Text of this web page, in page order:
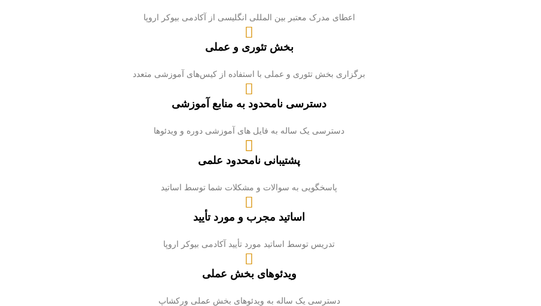
اعطای مدرک معتبر بین المللی انگلیسی از آکادمی بیوکر اروپا
بخش تئوری و عملی
برگزاری بخش تئوری و عملی با استفاده از کیس‌های آموزشی متعدد
دسترسی نامحدود به منابع آموزشی
دسترسی یک ساله به فایل های آموزشی دوره و ویدئوها
پشتیبانی نامحدود علمی
پاسخگویی به سوالات و مشکلات شما توسط اساتید
اساتید مجرب و مورد تأیید
تدریس توسط اساتید مورد تأیید آکادمی بیوکر اروپا
ویدئوهای بخش عملی
دسترسی یک ساله به ویدئوهای بخش عملی ورکشاپ